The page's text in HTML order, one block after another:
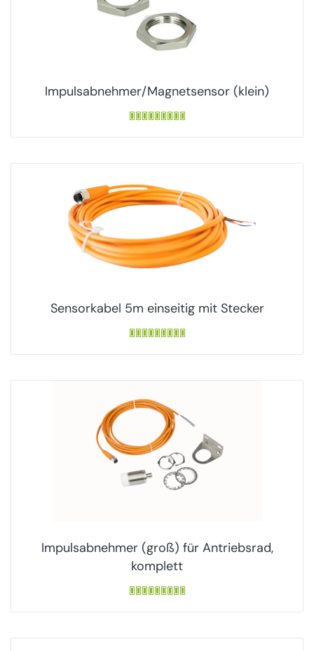
Impulsabnehmer/Magnetsensor (klein)
Sensorkabel 5m einseitig mit Stecker
Impulsabnehmer (groß) für Antriebsrad,
komplett